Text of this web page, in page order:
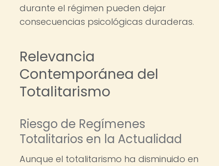
durante el régimen pueden dejar
consecuencias psicológicas duraderas.
Relevancia
Contemporánea del
Totalitarismo
Riesgo de Regímenes
Totalitarios en la Actualidad
Aunque el totalitarismo ha disminuido en